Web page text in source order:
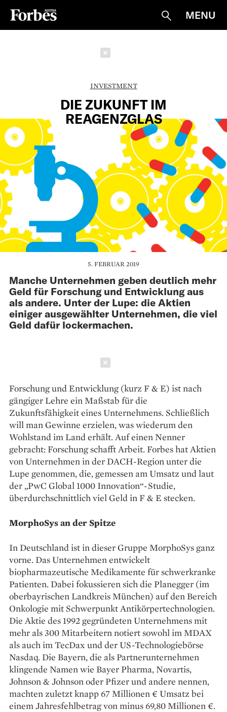
Suche
MENU
INVESTMENT
DIE ZUKUNFT IM
REAGENZGLAS
5. FEBRUAR 2019
Manche Unternehmen geben deutlich mehr
Geld für Forschung und Entwicklung aus
als andere. Unter der Lupe: die Aktien
einiger ausgewählter Unternehmen, die viel
Geld dafür lockermachen.
Forschung und Entwicklung (kurz F & E) ist nach
gängiger Lehre ein Maßstab für die
Zukunftsfähigkeit eines Unternehmens. Schließlich
will man Gewinne erzielen, was wiederum den
Wohlstand im Land erhält. Auf einen Nenner
gebracht: Forschung schafft Arbeit. Forbes hat Aktien
von Unternehmen in der DACH-Region unter die
Lupe genommen, die, gemessen am Umsatz und laut
der „PwC Global 1000 Innovation“-Studie,
überdurchschnittlich viel Geld in F & E stecken.
MorphoSys an der Spitze
In Deutschland ist in ­dieser Gruppe MorphoSys ganz
vorne. Das Unternehmen entwickelt
biopharmazeutische Medikamente für schwerkranke
Patienten. ­Dabei fokussieren sich die Planegger (im
oberbayrischen Landkreis München) auf den Bereich
Onkologie mit Schwerpunkt Antikörpertechnologien.
Die Aktie des 1992 gegründeten Unternehmens mit
mehr als 300 Mitarbeitern notiert sowohl im MDAX
als auch im TecDax und der US-Technologiebörse
Nasdaq. Die Bayern, die als ­Partnerunternehmen
klingende Namen wie Bayer ­Pharma, Novartis,
Johnson & Johnson oder Pfizer und andere nennen,
machten zuletzt knapp 67 Millionen € Umsatz bei
einem Jahresfehlbetrag von minus 69,80 Millionen €.